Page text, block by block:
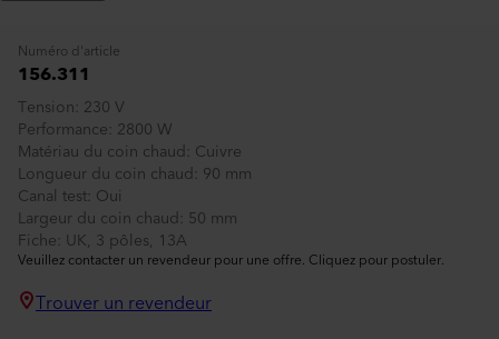
Numéro d'article
156.311
Tension 230 V
Performance 2800 W
Matériau du coin chaud Cuivre
Longueur du coin chaud 90 mm
Canal test Oui
Largeur du coin chaud 50 mm
Fiche UK, 3 pôles, 13A
Veuillez contacter un revendeur pour une offre. Cliquez pour postuler.
Trouver un revendeur